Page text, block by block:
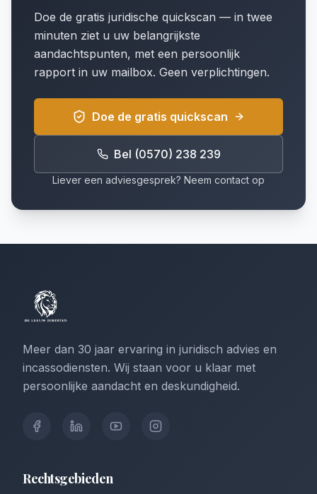
Doe de gratis juridische quickscan — in twee
minuten ziet u uw belangrijkste
aandachtspunten, met een persoonlijk
rapport in uw mailbox. Geen verplichtingen.
Doe de gratis quickscan
Bel (0570) 238 239
Liever een adviesgesprek? Neem contact op
Meer dan 30 jaar ervaring in juridisch advies en
incassodiensten. Wij staan voor u klaar met
persoonlijke aandacht en deskundigheid.
Rechtsgebieden